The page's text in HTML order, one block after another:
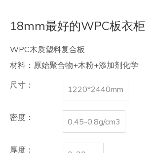
18mm最好的WPC板衣柜
WPC木质塑料复合板
材料：原始聚合物+木粉+添加剂化学
尺寸：
1220*2440mm
密度： 0.45-0.8g/cm3
厚度：